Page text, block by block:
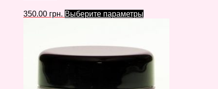
350.00 грн. Выберите параметры